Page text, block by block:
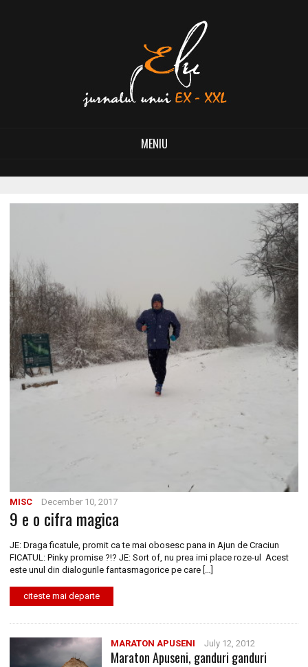
MENIU
MISC December 10, 2017
9 e o cifra magica
JE: Draga ficatule, promit ca te mai obosesc pana in Ajun de Craciun
FICATUL: Pinky promise ?!? JE: Sort of, nu prea imi place roze-ul Acest
este unul din dialogurile fantasmagorice pe care […]
citeste mai departe
MARATON APUSENI July 12, 2012
Maraton Apuseni, ganduri ganduri